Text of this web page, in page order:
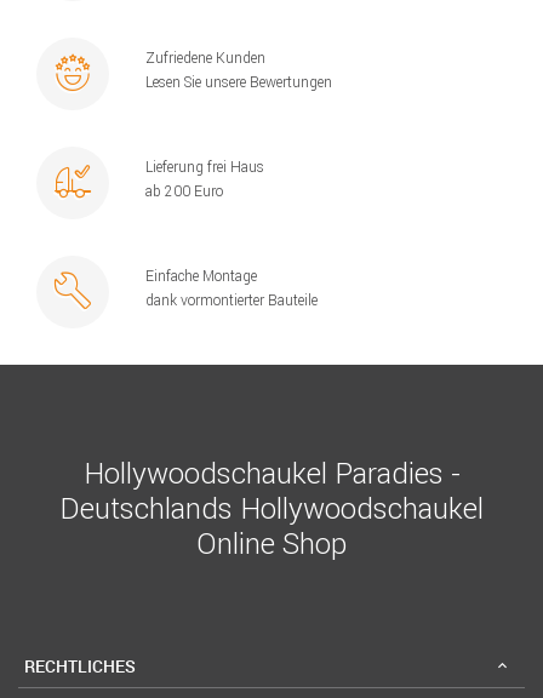
Zufriedene Kunden
Lesen Sie unsere Bewertungen
Lieferung frei Haus
ab 200 Euro
Einfache Montage
dank vormontierter Bauteile
Hollywoodschaukel Paradies -
Deutschlands Hollywoodschaukel
Online Shop
RECHTLICHES